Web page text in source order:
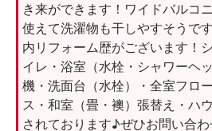
き来ができます！ワイドバルコ
使えて洗濯物も干しやすそうで
内リフォーム歴がございます！
イレ・浴室（水栓・シャワーヘ
機・洗面台（水栓）・全室フロ
ス・和室（畳・襖）張替え・ハ
されております♪ぜひお問い合わ